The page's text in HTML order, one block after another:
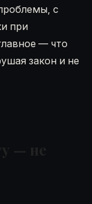
с
при
— что
закон и не
— не